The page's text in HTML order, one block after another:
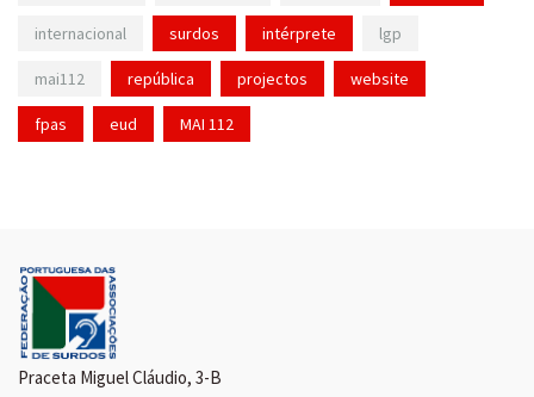
internacional surdos intérprete lgp
mai112 república projectos website
fpas eud MAI 112
Praceta Miguel Cláudio, 3-B